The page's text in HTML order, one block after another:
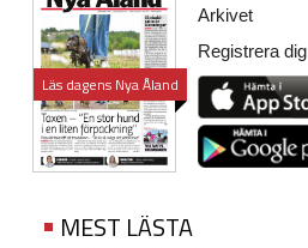
Läs dagens Nya Åland
Arkivet
Registrera dig
MEST LÄSTA